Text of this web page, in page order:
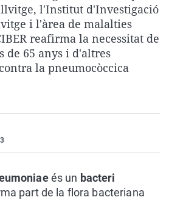
La rosa de los vientos
Gente viajera
Como el perro y el
Caso
Retornados
Equipo de
Operación Viuda
Extremadura
Galicia
La Rioja
Navarra
Virales
Televisión
Elecciones
l'Institut d'Investigació
i l'àrea de malalties
reafirma la necessitat de
de 65 anys i d'altres
la pneumocòccica
és un bacteri
part de la flora bacteriana